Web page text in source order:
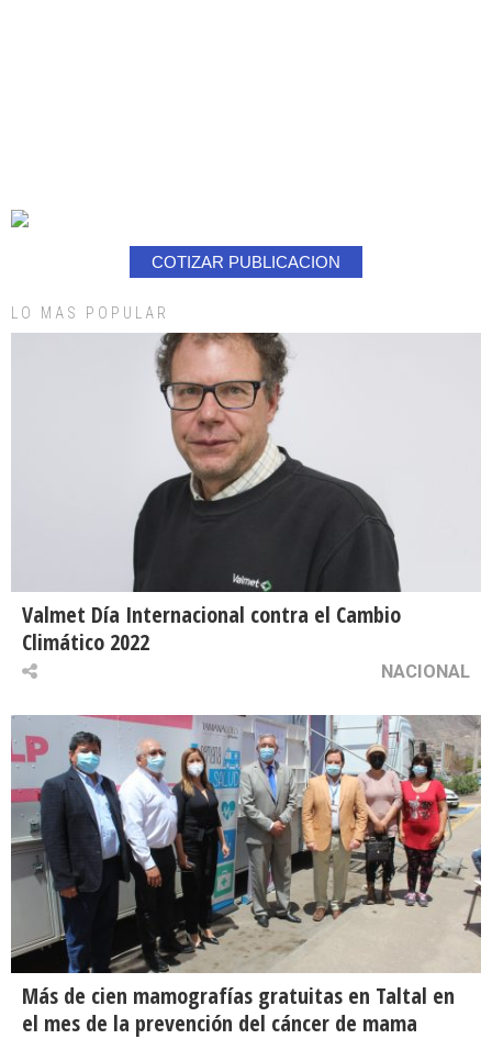
COTIZAR PUBLICACION
LO MAS POPULAR
Valmet Día Internacional contra el Cambio
Climático 2022
NACIONAL
Más de cien mamografías gratuitas en Taltal en
el mes de la prevención del cáncer de mama